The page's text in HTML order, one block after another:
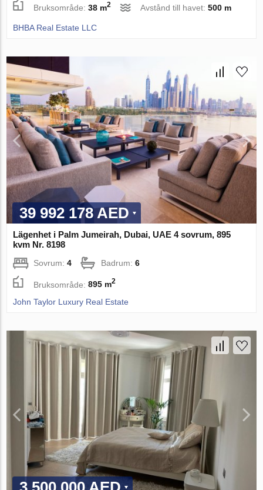
Bruksområde:38 m2 Avstånd till havet:500 m
BHBA Real Estate LLC
39 992 178 AED
Lägenhet i Palm Jumeirah, Dubai, UAE 4 sovrum, 895
kvm Nr. 8198
Sovrum:4 Badrum:6
Bruksområde:895 m2
John Taylor Luxury Real Estate